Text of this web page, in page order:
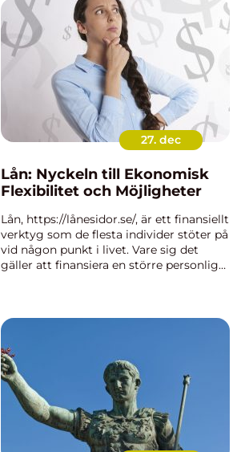
27. dec
Lån: Nyckeln till Ekonomisk
Flexibilitet och Möjligheter
Lån, https://lånesidor.se/, är ett finansiellt
verktyg som de flesta individer stöter på
vid någon punkt i livet. Vare sig det
gäller att finansiera en större personlig